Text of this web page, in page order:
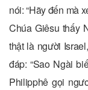
nói: “Hãy đến mà
Chúa Giêsu thấy
thật là người
đáp: “Sao Ngài
Philipphê gọi